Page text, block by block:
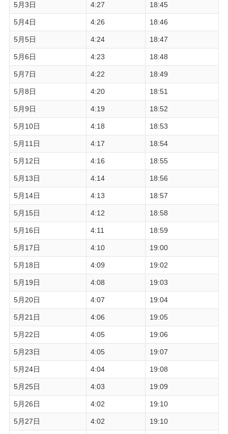
5月3日 4:27 18:45
5月4日 4:26 18:46
5月5日 4:24 18:47
5月6日 4:23 18:48
5月7日 4:22 18:49
5月8日 4:20 18:51
5月9日 4:19 18:52
5月10日 4:18 18:53
5月11日 4:17 18:54
5月12日 4:16 18:55
5月13日 4:14 18:56
5月14日 4:13 18:57
5月15日 4:12 18:58
5月16日 4:11 18:59
5月17日 4:10 19:00
5月18日 4:09 19:02
5月19日 4:08 19:03
5月20日 4:07 19:04
5月21日 4:06 19:05
5月22日 4:05 19:06
5月23日 4:05 19:07
5月24日 4:04 19:08
5月25日 4:03 19:09
5月26日 4:02 19:10
5月27日 4:02 19:10